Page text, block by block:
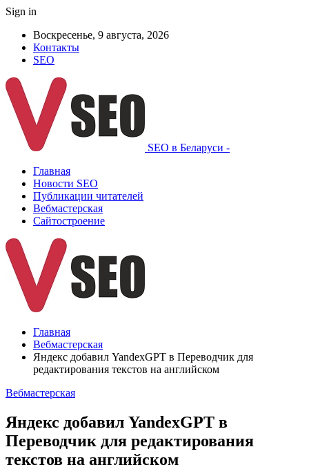
Sign in
Воскресенье, 9 августа, 2026
Контакты
SEO
SEO в Беларуси -
Главная
Новости SEO
Публикации читателей
Вебмастерская
Сайтостроение
Главная
Вебмастерская
Яндекс добавил YandexGPT в Переводчик для
редактирования текстов на английском
Вебмастерская
Яндекс добавил YandexGPT в
Переводчик для редактирования
текстов на английском